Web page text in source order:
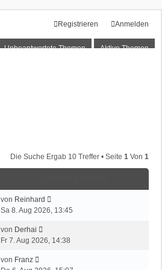
Anmelden
Registrieren
Unbeantwortete Themen Aktive Themen
Die Suche Ergab 10 Treffer • Seite 1 Von 1
L
e
z
t
r
von Reinhard
Sa 8. Aug 2026, 13:45
L
e
z
von Derhai
Fr 7. Aug 2026, 14:38
L
von Franz